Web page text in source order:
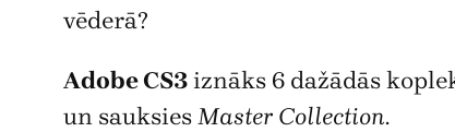
vēderā?
Adobe CS3 iznāks 6 dažādās
un sauksiesMaster Collection.